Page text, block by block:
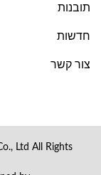
תובנות
חדשות
צור קשר
Ltd. All Rights